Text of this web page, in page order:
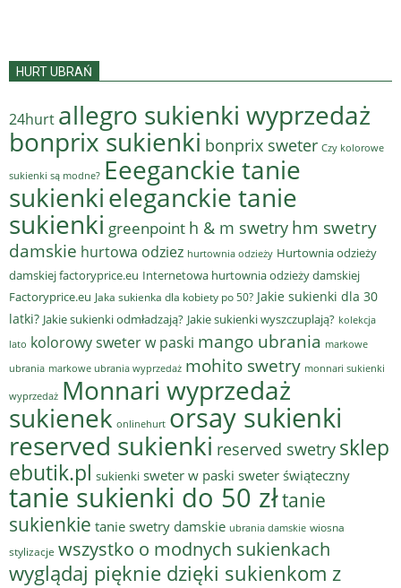
HURT UBRAŃ
24hurt allegro sukienki wyprzedaż
bonprix sukienki bonprix sweter Czy kolorowe
sukienki są modne? Eeeganckie tanie
sukienkieleganckie tanie
sukienki greenpoint h & m swetry hm swetry
damskie hurtowa odziez hurtownia odzieży Hurtownia odzieży
damskiej factoryprice.eu Internetowa hurtownia odzieży damskiej
Factoryprice.eu Jaka sukienka dla kobiety po 50? Jakie sukienki dla 30
latki? Jakie sukienki odmładzają? Jakie sukienki wyszczuplają? kolekcja
lato kolorowy sweter w paski mango ubrania markowe
ubrania markowe ubrania wyprzedaż mohito swetry monnari sukienki
wyprzedaż Monnari wyprzedaż
sukienek onlinehurt orsay sukienki
reserved sukienki reserved swetry sklep
ebutik.pl sukienki sweter w paski sweter świąteczny
tanie sukienki do 50 złtanie
sukienkie tanie swetry damskie ubrania damskie wiosna
stylizacje wszystko o modnych sukienkach
wyglądaj pięknie dzięki sukienkom z